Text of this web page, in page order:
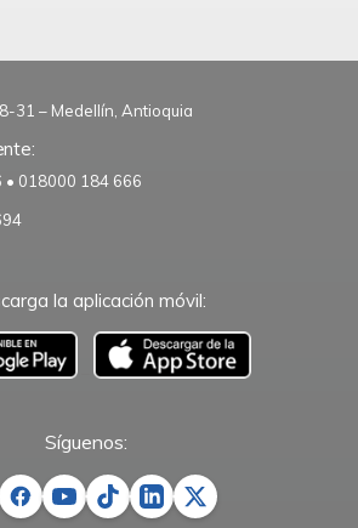
31 – Medellín, Antioquia
• 018000 184 666
la aplicación móvil:
–
Síguenos: